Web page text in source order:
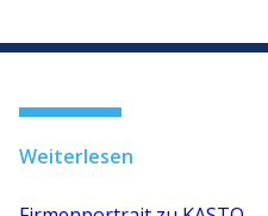
Weiterlesen